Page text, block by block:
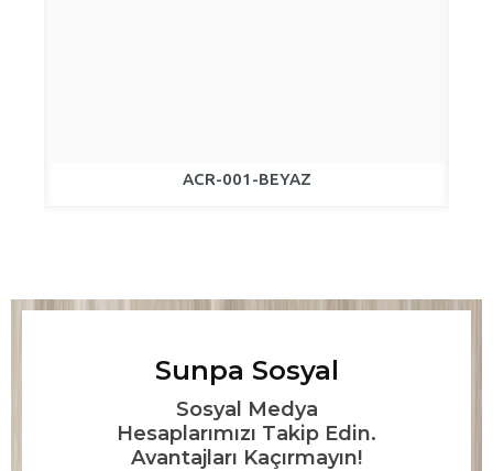
ACR-001-BEYAZ
Sunpa Sosyal
Sosyal Medya
Hesaplarımızı Takip Edin.
Avantajları Kaçırmayın!